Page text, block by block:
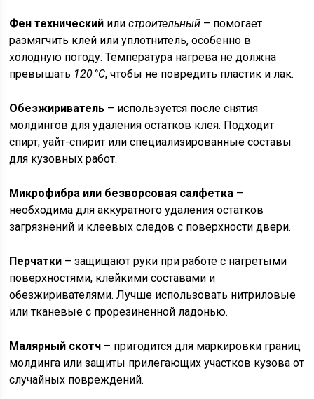
Фен технический илистроительный – помогает
размягчить клей или уплотнитель, особенно в
холодную погоду. Температура нагрева не должна
превышать 120 °C, чтобы не повредить пластик и лак.
Обезжириватель – используется после снятия
молдингов для удаления остатков клея. Подходит
спирт, уайт-спирит или специализированные составы
для кузовных работ.
Микрофибра или безворсовая салфетка –
необходима для аккуратного удаления остатков
загрязнений и клеевых следов с поверхности двери.
Перчатки – защищают руки при работе с нагретыми
поверхностями, клейкими составами и
обезжиривателями. Лучше использовать нитриловые
или тканевые с прорезиненной ладонью.
Малярный скотч – пригодится для маркировки границ
молдинга или защиты прилегающих участков кузова от
случайных повреждений.